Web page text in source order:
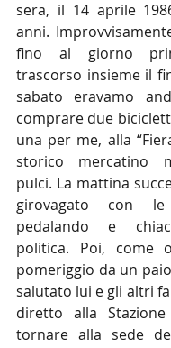
sera, il 14 aprile
anni.
fino al giorno
trascorso insieme il
sabato eravamo
comprare due
una per me, alla
storico mercatino
pulci. La mattina
girovagato con
pedalando e
politica. Poi, come
pomeriggio da un
salutato lui e gli altri
diretto alla
tornare alla sede